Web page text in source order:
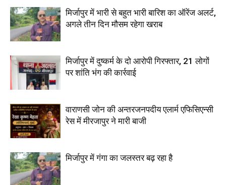
मिर्जापुर में भारी से बहुत भारी बारिश का ऑरेंज अलर्ट,
अगले तीन दिन मौसम रहेगा खराब
मिर्जापुर में दुष्कर्म के दो आरोपी गिरफ्तार, 21 लोगों
पर शांति भंग की कार्रवाई
वाराणसी जोन की अन्तरजनपदीय एलार्म एफिसिएन्सी
रेस में मीरजापुर ने मारी बाजी
मिर्जापुर में गंगा का जलस्तर बढ़ रहा है